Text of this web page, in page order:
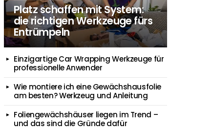
Platz schaffen mit System:
die richtigen Werkzeuge fürs
Entrümpeln
Einzigartige Car Wrapping Werkzeuge für
professionelle Anwender
Wie montiere ich eine Gewächshausfolie
am besten? Werkzeug und Anleitung
Foliengewächshäuser liegen im Trend –
und das sind die Gründe dafür